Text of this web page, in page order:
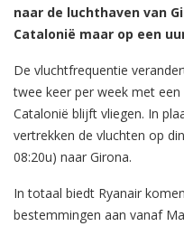
naar de luchthaven van
Catalonië maar op een
De vluchtfrequentie
twee keer per week met
Catalonië blijft vliegen. In
vertrekken de vluchten op
08:20u) naar Girona.
In totaal biedt Ryanair
bestemmingen aan vanaf